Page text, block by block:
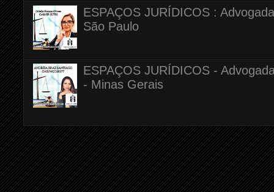
ESPAÇOS JURÍDICOS :
São Paulo
ESPAÇOS JURÍDICOS -
- Minas Gerais